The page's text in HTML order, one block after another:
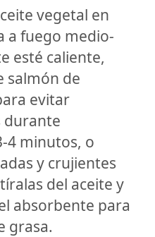
vegetal en
a fuego medio-
esté caliente,
salmón de
evitar
durante
4 minutos, o
y crujientes
del aceite y
absorbente para
grasa.